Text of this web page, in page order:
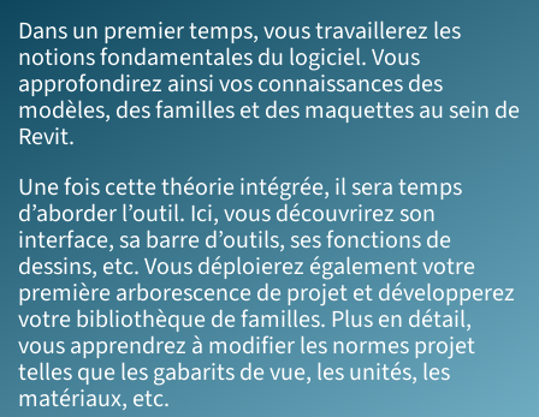
Dans un premier temps, vous travaillerez les
notions fondamentales du logiciel. Vous
approfondirez ainsi vos connaissances des
modèles, des familles et des maquettes au sein de
Revit.
Une fois cette théorie intégrée, il sera temps
d’aborder l’outil. Ici, vous découvrirez son
interface, sa barre d’outils, ses fonctions de
dessins, etc. Vous déploierez également votre
première arborescence de projet et développerez
votre bibliothèque de familles. Plus en détail,
vous apprendrez à modifier les normes projet
telles que les gabarits de vue, les unités, les
matériaux, etc.